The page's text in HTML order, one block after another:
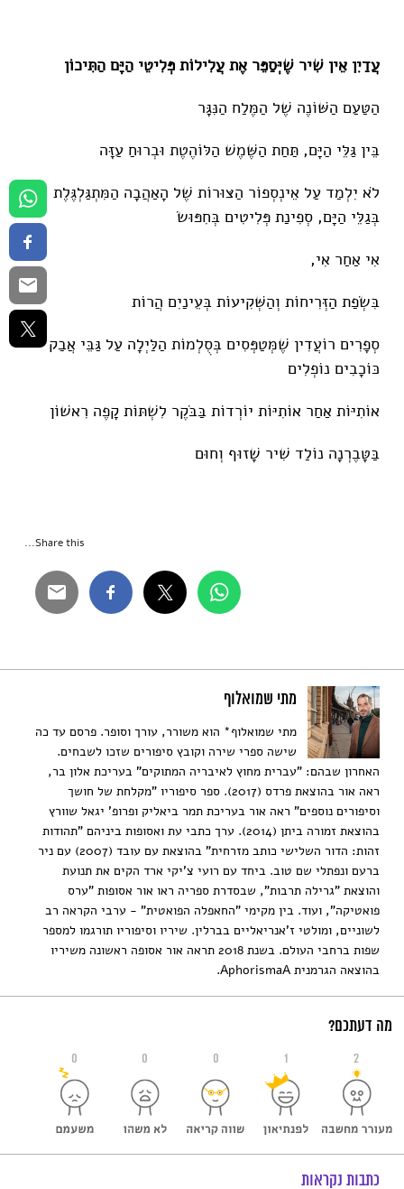
עֲדַיִן אֵין שִׁיר שֶׁיְּסַפֵּר אֶת עֲלִילוֹת פְּלִיטֵי הַיָּם הַתִּיכוֹן
הַטַּעַם הַשּׁוֹנֶה שֶׁל הַמֶּלַח הַנִּגָּר
בֵּין גַּלֵּי הַיָּם, תַּחַת הַשֶּׁמֶשׁ הַלּוֹהֶטֶת וּבְרוּחַ עַזָּה
לֹא יִלְמַד עַל אֵינְסְפוֹר הַצּוּרוֹת שֶׁל הָאַהֲבָה הַמִּתְגַּלְגֶּלֶת
בְּגַלֵּי הַיָּם, סְפִינַת פְּלִיטִים בְּחִפּוּשׂ
אִי אַחַר אִי,
בִּשְׂפַת הַזְּרִיחוֹת וְהַשְּׁקִיעוֹת בְּעֵינַיִם הֲרוֹת
סְפָרִים רוֹעֲדִין שֶׁמְּטַפְּסִים בְּסֻלְמוֹת הַלַּיְלָה עַל גַּבֵּי אֲבַק
כּוֹכָבִים נוֹפְלִים
אוֹתִיּוֹת אַחַר אוֹתִיּוֹת יוֹרְדוֹת בַּבֹּקֶר לִשְׁתּוֹת קָפֶה רִאשׁוֹן
בַּטָּבֶרְנָה נוֹלַד שִׁיר שָׁזוּף וְחוּם
Share this...
מתי שמואלוף
מתי שמואלוף* הוא משורר, עורך וסופר. פרסם עד כה
שישה ספרי שירה וקובץ סיפורים שזכו לשבחים.
האחרון שבהם: "עברית מחוץ לאיבריה המתוקים" בעריכת אלון בר,
ראה אור בהוצאת פרדס (2017). ספר סיפוריו "מקלחת של חושך
וסיפורים נוספים" ראה אור בעריכת תמר ביאליק ופרופ' יגאל שוורץ
בהוצאת זמורה ביתן (2014). ערך כתבי עת ואסופות ביניהם "תהודות
זהות: הדור השלישי כותב מזרחית" בהוצאת עם עובד (2007) עם ניר
ברעם ונפתלי שם טוב. ביחד עם רועי צ'יקי ארד הקים את תנועת
והוצאת "גרילה תרבות", שבסדרת ספריה ראו אור אסופות "ערס
פואטיקה", ועוד. בין מקימי "החאפלה הפואטית" - ערבי הקראה רב
לשוניים, ומולטי ז'אנריאליים בברלין. שיריו וסיפוריו תורגמו למספר
שפות ברחבי העולם. בשנת 2018 תראה אור אסופה ראשונה משיריו
בהוצאה הגרמנית AphorismaA.
מה דעתכם?
0 0 0 1 2
כתבות נקראות